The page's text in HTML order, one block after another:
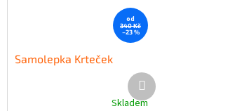
od
340 Kč
–23 %
Samolepka Krteček
Skladem
Další
produkt